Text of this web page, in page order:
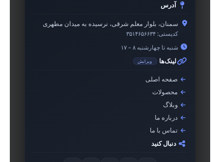
آدرس
سمنان، بلوار معلم شرقی، نرسیده به میدان مطهری
کدپستی: ۳۵۱۴۶۵۶۶۳۴
شنبه تا چهارشنبه ۸ – ۱۷
لینک‌ها ویرایش
صفحه اصلی
محصولات
وبلاگ
درباره ما
تماس با ما
دنبال کنید